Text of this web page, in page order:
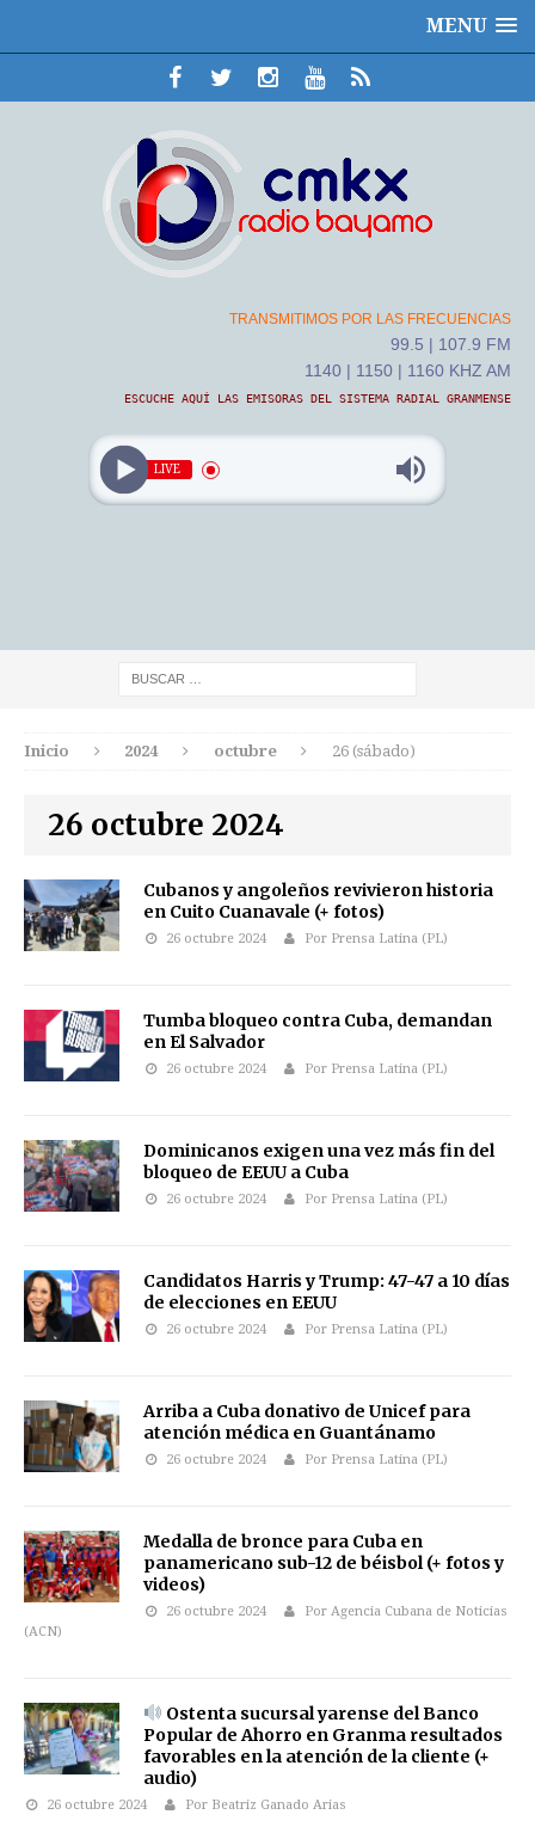
MENU
TRANSMITIMOS POR LAS FRECUENCIAS
99.5 | 107.9 FM
1140 | 1150 | 1160 KHZ AM
ESCUCHE AQUÍ LAS EMISORAS DEL SISTEMA RADIAL GRANMENSE
LIVE
Inicio 2024 octubre 26 (sábado)
26 octubre 2024
Cubanos y angoleños revivieron historia
en Cuito Cuanavale (+ fotos)
26 octubre 2024 Por Prensa Latina (PL)
Tumba bloqueo contra Cuba, demandan
en El Salvador
26 octubre 2024 Por Prensa Latina (PL)
Dominicanos exigen una vez más fin del
bloqueo de EEUU a Cuba
26 octubre 2024 Por Prensa Latina (PL)
Candidatos Harris y Trump: 47-47 a 10 días
de elecciones en EEUU
26 octubre 2024 Por Prensa Latina (PL)
Arriba a Cuba donativo de Unicef para
atención médica en Guantánamo
26 octubre 2024 Por Prensa Latina (PL)
Medalla de bronce para Cuba en
panamericano sub-12 de béisbol (+ fotos y
videos)
26 octubre 2024
Por Agencia Cubana de Noticias
(ACN)
Ostenta sucursal yarense del Banco
Popular de Ahorro en Granma resultados
favorables en la atención de la cliente (+
audio)
26 octubre 2024 Por Beatriz Ganado Arias